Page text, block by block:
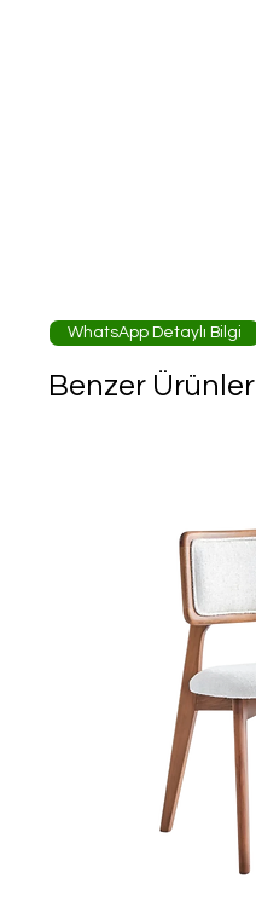
WhatsApp Detaylı Bilgi
Benzer Ürünler